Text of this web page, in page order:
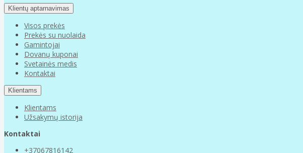
Klientų aptarnavimas
Visos prekės
Prekės su nuolaida
Gamintojai
Dovanų kuponai
Svetainės medis
Kontaktai
Klientams
Klientams
Užsakymų istorija
Kontaktai
+37067816142